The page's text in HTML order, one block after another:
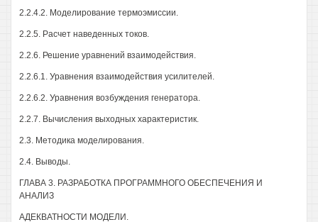
2.2.4.2. Моделирование термоэмиссии.
2.2.5. Расчет наведенных токов.
2.2.6. Решение уравнений взаимодействия.
2.2.6.1. Уравнения взаимодействия усилителей.
2.2.6.2. Уравнения возбуждения генератора.
2.2.7. Вычисления выходных характеристик.
2.3. Методика моделирования.
2.4. Выводы.
ГЛАВА 3. РАЗРАБОТКА ПРОГРАММНОГО ОБЕСПЕЧЕНИЯ И
АНАЛИЗ
АДЕКВАТНОСТИ МОДЕЛИ.